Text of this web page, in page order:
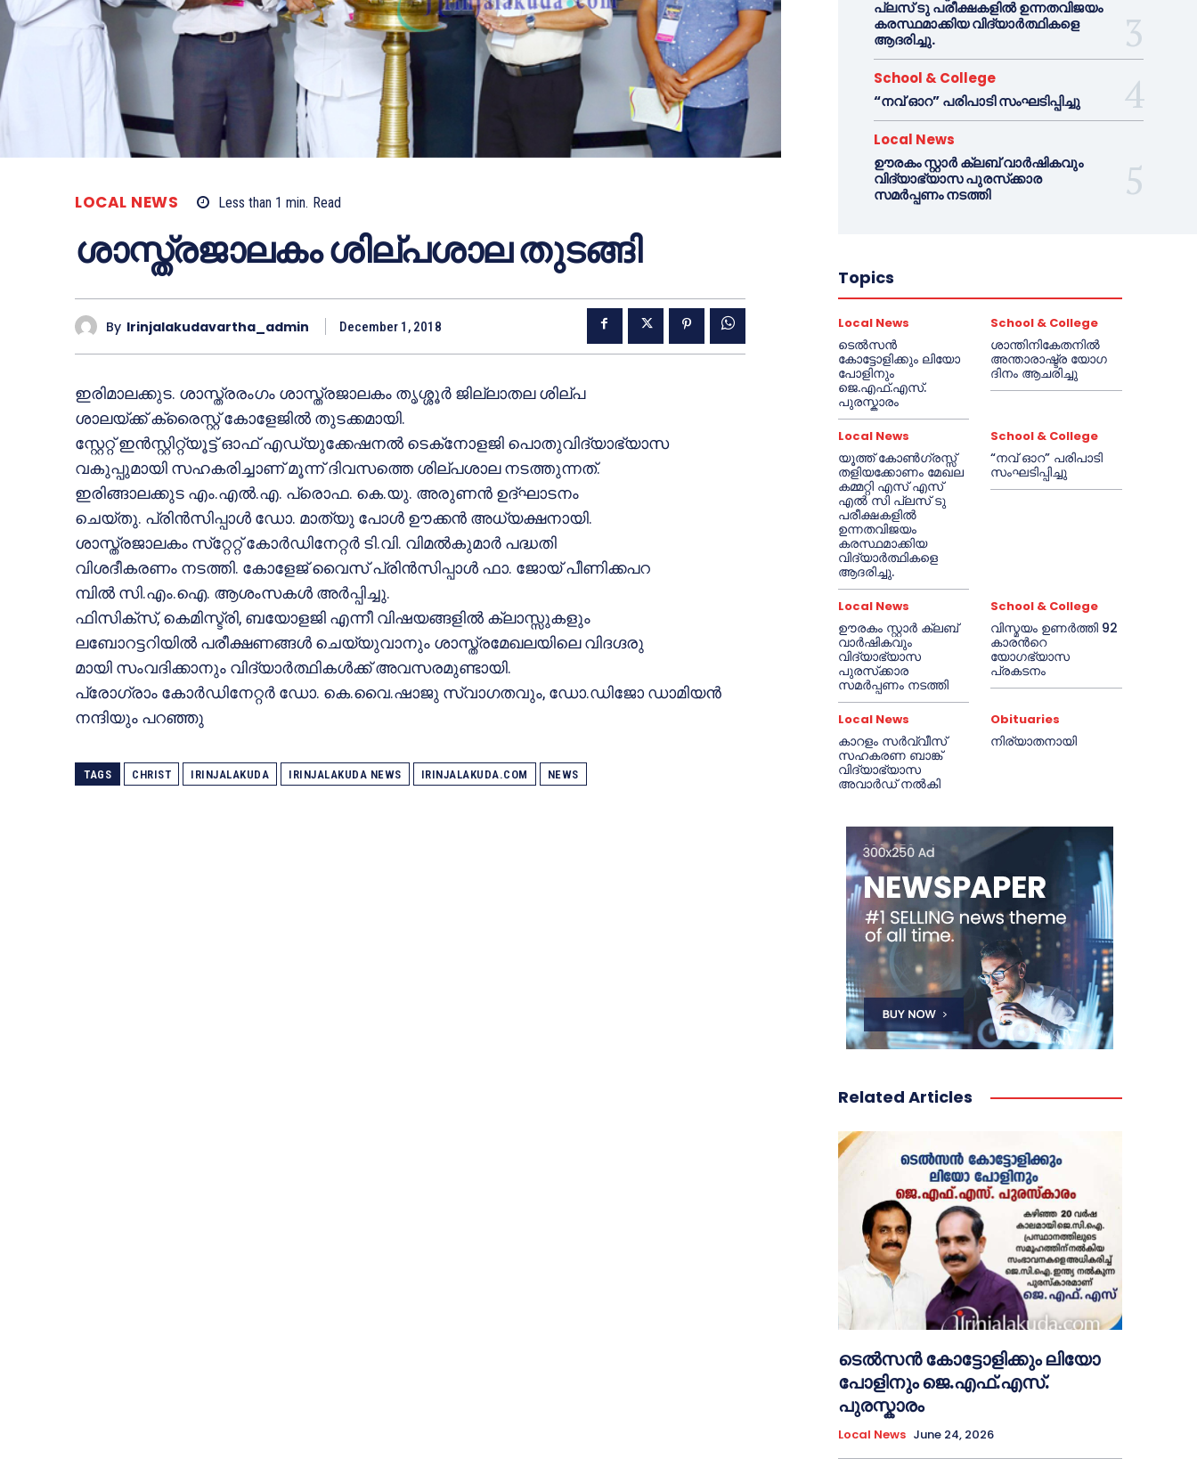
LOCAL NEWS Less than 1 min. Read
ശാസ്ത്രജാലകം ശില്പശാല തുടങ്ങി
By Irinjalakudavartha_admin December 1, 2018
ഇരിമാലക്കുട. ശാസ്ത്രരംഗം ശാസ്ത്രജാലകം തൃശ്ശൂര്‍ ജില്ലാതല ശില്പ
ശാലയ്ക്ക് ക്രൈസ്റ്റ് കോളേജില്‍ തുടക്കമായി.
സ്റ്റേറ്റ് ഇന്‍സ്റ്റിറ്റ്യൂട്ട് ഓഫ് എഡ്യുക്കേഷനല്‍ ടെക്‌നോളജി പൊതുവിദ്യാഭ്യാസ
വകുപ്പുമായി സഹകരിച്ചാണ് മൂന്ന് ദിവസത്തെ ശില്പശാല നടത്തുന്നത്.
ഇരിങ്ങാലക്കുട എം.എല്‍.എ. പ്രൊഫ. കെ.യു. അരുണന്‍ ഉദ്ഘാടനം
ചെയ്തു. പ്രിന്‍സിപ്പാള്‍ ഡോ. മാത്യു പോള്‍ ഊക്കന്‍ അധ്യക്ഷനായി.
ശാസ്ത്രജാലകം സ്‌റ്റേറ്റ് കോര്‍ഡിനേറ്റര്‍ ടി.വി. വിമല്‍കുമാര്‍ പദ്ധതി
വിശദീകരണം നടത്തി. കോളേജ് വൈസ് പ്രിന്‍സിപ്പാള്‍ ഫാ. ജോയ് പീണിക്കപറ
മ്പില്‍ സി.എം.ഐ. ആശംസകള്‍ അര്‍പ്പിച്ചു.
ഫിസിക്‌സ്, കെമിസ്ട്രി, ബയോളജി എന്നീ വിഷയങ്ങളില്‍ ക്ലാസ്സുകളും
ലബോറട്ടറിയില്‍ പരീക്ഷണങ്ങള്‍ ചെയ്യുവാനും ശാസ്ത്രമേഖലയിലെ വിദഗ്ദരു
മായി സംവദിക്കാനും വിദ്യാര്‍ത്ഥികള്‍ക്ക് അവസരമുണ്ടായി.
പ്രോഗ്രാം കോര്‍ഡിനേറ്റര്‍ ഡോ. കെ.വൈ.ഷാജു സ്വാഗതവും, ഡോ.ഡിജോ ഡാമിയന്‍
നന്ദിയും പറഞ്ഞു
TAGS CHRIST IRINJALAKUDA IRINJALAKUDA NEWS IRINJALAKUDA.COM NEWS
പ്ലസ് ടു പരീക്ഷകളിൽ ഉന്നതവിജയം
കരസ്ഥമാക്കിയ വിദ്യാർത്ഥികളെ
ആദരിച്ചു.
School & College
“നവ് ഓറ” പരിപാടി സംഘടിപ്പിച്ചു
Local News
ഊരകം സ്റ്റാർ ക്ലബ് വാർഷികവും
വിദ്യാഭ്യാസ പുരസ്‌ക്കാര
സമർപ്പണം നടത്തി
Topics
Local News
ടെൽസൻ
കോട്ടോളിക്കും ലിയോ
പോളിനും
ജെ.എഫ്.എസ്.
പുരസ്കാരം
School & College
ശാന്തിനികേതനിൽ
അന്താരാഷ്ട്ര യോഗ
ദിനം ആചരിച്ചു
Local News
യൂത്ത് കോൺഗ്രസ്സ്
തളിയക്കോണം മേഖല
കമ്മറ്റി എസ് എസ്
എൽ സി പ്ലസ് ടു
പരീക്ഷകളിൽ
ഉന്നതവിജയം
കരസ്ഥമാക്കിയ
വിദ്യാർത്ഥികളെ
ആദരിച്ചു.
School & College
“നവ് ഓറ” പരിപാടി
സംഘടിപ്പിച്ചു
Local News
ഊരകം സ്റ്റാർ ക്ലബ്
വാർഷികവും
വിദ്യാഭ്യാസ
പുരസ്‌ക്കാര
സമർപ്പണം നടത്തി
School & College
വിസ്മയം ഉണർത്തി 92
കാരൻറെ
യോഗഭ്യാസ
പ്രകടനം
Local News
കാറളം സർവ്വീസ്
സഹകരണ ബാങ്ക്
വിദ്യാഭ്യാസ
അവാർഡ് നൽകി
Obituaries
നിര്യാതനായി
Related Articles
ടെൽസൻ കോട്ടോളിക്കും ലിയോ
പോളിനും ജെ.എഫ്.എസ്.
പുരസ്കാരം
Local News June 24, 2026